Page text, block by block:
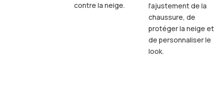
contre la neige.
l'ajustement de la
chaussure, de
protéger la neige et
de personnaliser le
look.